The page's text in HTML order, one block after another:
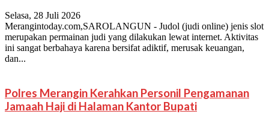
Selasa, 28 Juli 2026
Merangintoday.com,SAROLANGUN - Judol (judi online) jenis slot
merupakan permainan judi yang dilakukan lewat internet. Aktivitas
ini sangat berbahaya karena bersifat adiktif, merusak keuangan,
dan...
Polres Merangin Kerahkan Personil Pengamanan
Jamaah Haji di Halaman Kantor Bupati